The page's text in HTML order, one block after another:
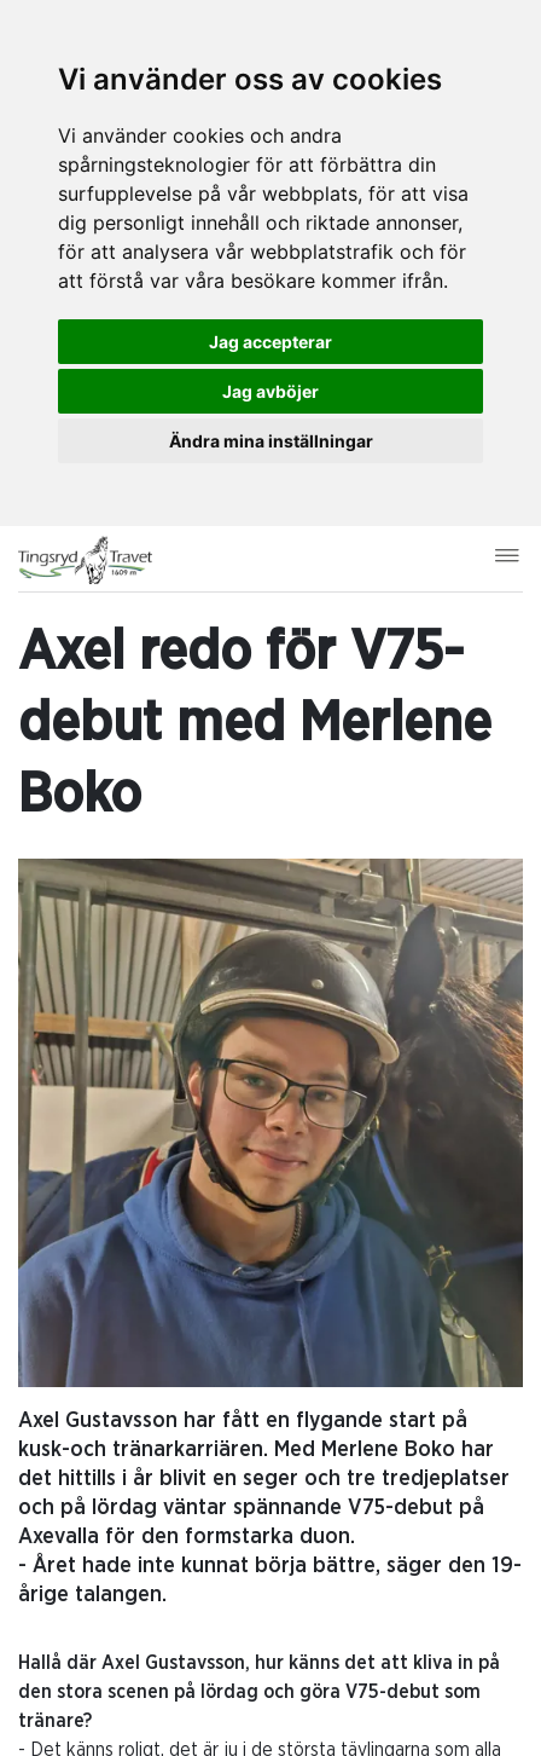
Vi använder oss av cookies
Vi använder cookies och andra
spårningsteknologier för att förbättra din
surfupplevelse på vår webbplats, för att visa
dig personligt innehåll och riktade annonser,
för att analysera vår webbplatstrafik och för
att förstå var våra besökare kommer ifrån.
Jag accepterar
Jag avböjer
Ändra mina inställningar
Axel redo för V75-
debut med Merlene
Boko
Axel Gustavsson har fått en flygande start på
kusk-och tränarkarriären. Med Merlene Boko har
det hittills i år blivit en seger och tre tredjeplatser
och på lördag väntar spännande V75-debut på
Axevalla för den formstarka duon.
- Året hade inte kunnat börja bättre, säger den 19-
årige talangen.
Hallå där Axel Gustavsson, hur känns det att kliva in på
den stora scenen på lördag och göra V75-debut som
tränare?
- Det känns roligt, det är ju i de största tävlingarna som alla